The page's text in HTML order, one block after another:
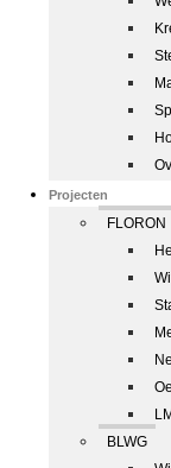
Projecten
FLORON
BLWG